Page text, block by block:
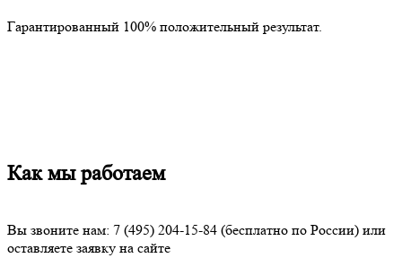
Гарантированный 100% положительный результат.
Как мы работаем
Вы звоните нам: 7 (495) 204-15-84 (бесплатно по России) или
оставляете заявку на сайте